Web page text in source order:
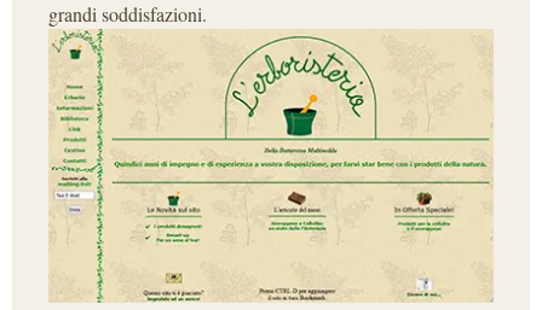
grandi soddisfazioni.